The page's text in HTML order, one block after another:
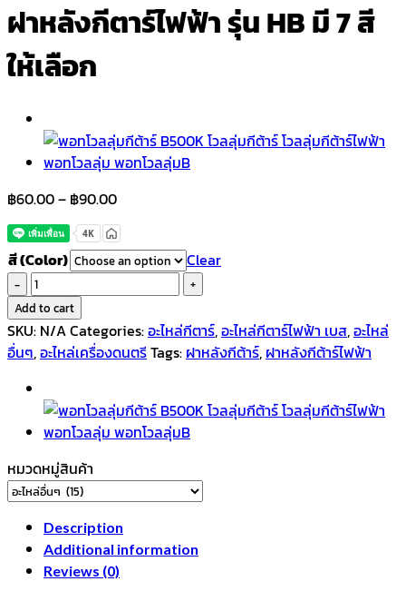
ฝาหลังกีตาร์ไฟฟ้า รุ่น HB มี 7 สี
ให้เลือก
฿60.00– ฿90.00Price
range:
฿60.00
through
สี (Color)
Clear
ฝา
หลัง
กีตาร์
ไฟฟ้า
HB
7
ให้
เลือก
quantity
Add to cart
SKU: N/ACategories:อะไหล่กีตาร์,อะไหล่กีตาร์ไฟฟ้า เบส,อะไหล่
อื่นๆ,อะไหล่เครื่องดนตรีTags: ฝาหลังกีต้าร์, ฝาหลังกีต้าร์ไฟฟ้า
หมวดหมู่สินค้า
Description
Additional information
Reviews (0)